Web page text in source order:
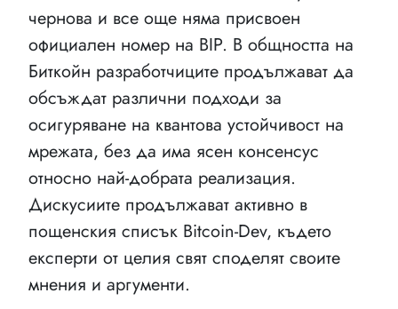
чернова и все още няма присвоен
официален номер на BIP. В общността на
Биткойн разработчиците продължават да
обсъждат различни подходи за
осигуряване на квантова устойчивост на
мрежата, без да има ясен консенсус
относно най-добрата реализация.
Дискусиите продължават активно в
пощенския списък Bitcoin-Dev, където
експерти от целия свят споделят своите
мнения и аргументи.